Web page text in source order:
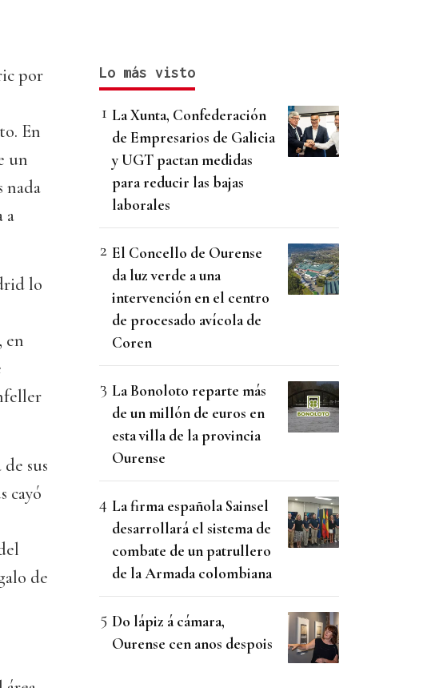
por
En
un
nada
a
lo
en
sus
cayó
de
Lo más visto
La Xunta, Confederación
de Empresarios de Galicia
y UGT pactan medidas
para reducir las bajas
laborales
El Concello de Ourense
da luz verde a una
intervención en el centro
de procesado avícola de
Coren
La Bonoloto reparte más
de un millón de euros en
esta villa de la provincia
Ourense
La firma española Sainsel
desarrollará el sistema de
combate de un patrullero
de la Armada colombiana
Do lápiz á cámara,
Ourense cen anos despois